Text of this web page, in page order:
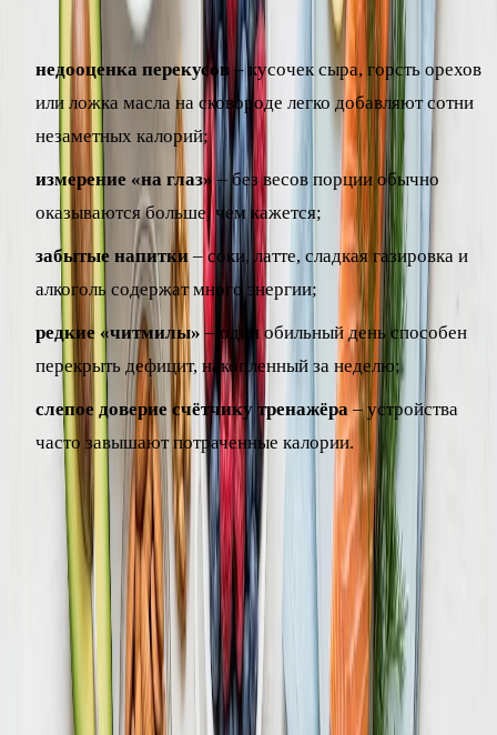
которым норма «не работает»:
недооценка перекусов – кусочек сыра, горсть орехов
или ложка масла на сковороде легко добавляют сотни
незаметных калорий;
измерение «на глаз»– без весов порции обычно
оказываются больше, чем кажется;
забытые напитки – соки, латте, сладкая газировка и
алкоголь содержат много энергии;
редкие «читмилы»– один обильный день способен
перекрыть дефицит, накопленный за неделю;
слепое доверие счётчику тренажёра – устройства
часто завышают потраченные калории.
Первые недели полезно вести пищевой дневник или
использовать приложение: это формирует понимание
реального объёма порций. Со временем многие учатся
оценивать калорийность интуитивно и могут считать
менее строго.
Когда обращаться к специалисту